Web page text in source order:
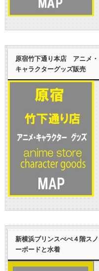
原宿竹下通り本店 アニメ・
キャラクターグッズ販売
新横浜プリンスぺぺ４階スノ
ーボードと水着